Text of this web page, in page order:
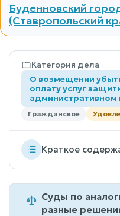
Буденновский
(Ставропольский
Категория дела
О возмещении
оплату услуг
административном
Гражданское
Краткое
Суды по
разные